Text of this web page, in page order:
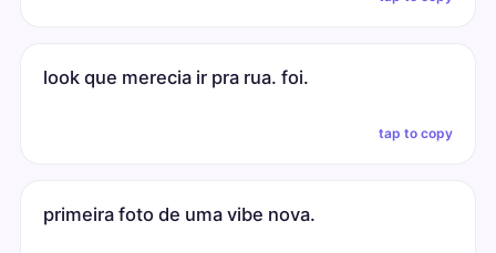
look que merecia ir pra rua. foi.
tap to copy
primeira foto de uma vibe nova.